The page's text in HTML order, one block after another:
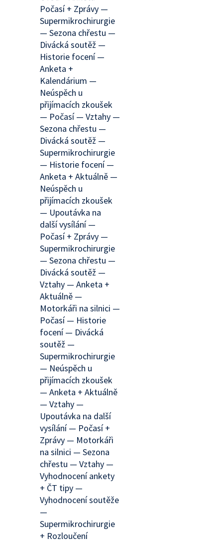
Počasí + Zprávy —
Supermikrochirurgie
— Sezona chřestu —
Divácká soutěž —
Historie focení —
Anketa +
Kalendárium —
Neúspěch u
přijímacích zkoušek
— Počasí — Vztahy —
Sezona chřestu —
Divácká soutěž —
Supermikrochirurgie
— Historie focení —
Anketa + Aktuálně —
Neúspěch u
přijímacích zkoušek
— Upoutávka na
další vysílání —
Počasí + Zprávy —
Supermikrochirurgie
— Sezona chřestu —
Divácká soutěž —
Vztahy — Anketa +
Aktuálně —
Motorkáři na silnici —
Počasí — Historie
focení — Divácká
soutěž —
Supermikrochirurgie
— Neúspěch u
přijímacích zkoušek
— Anketa + Aktuálně
— Vztahy —
Upoutávka na další
vysílání — Počasí +
Zprávy — Motorkáři
na silnici — Sezona
chřestu — Vztahy —
Vyhodnocení ankety
+ ČT tipy —
Vyhodnocení soutěže
—
Supermikrochirurgie
+ Rozloučení